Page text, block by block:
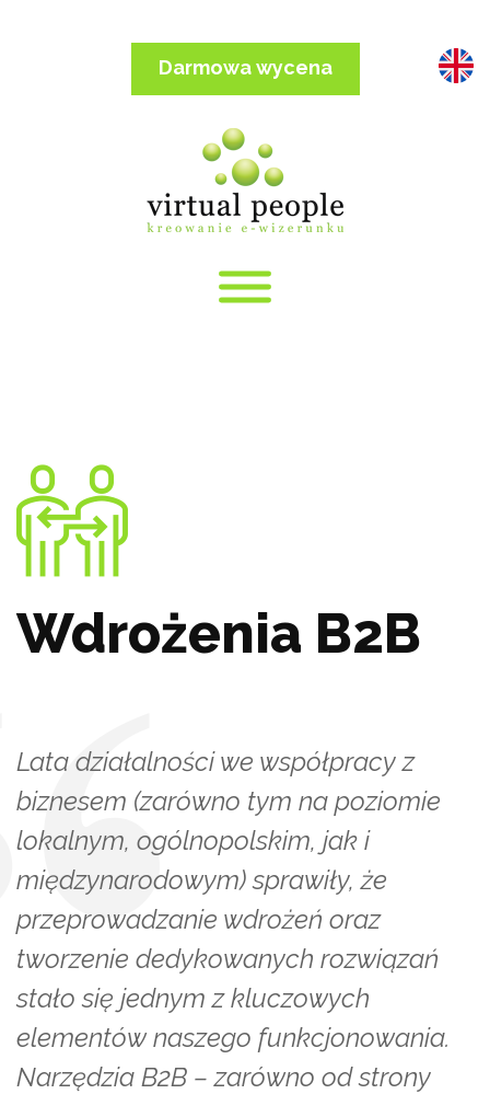
Darmowa wycena
Wdrożenia B2B
Lata działalności we współpracy z
biznesem (zarówno tym na poziomie
lokalnym, ogólnopolskim, jak i
międzynarodowym) sprawiły, że
przeprowadzanie wdrożeń oraz
tworzenie dedykowanych rozwiązań
stało się jednym z kluczowych
elementów naszego funkcjonowania.
Narzędzia B2B – zarówno od strony